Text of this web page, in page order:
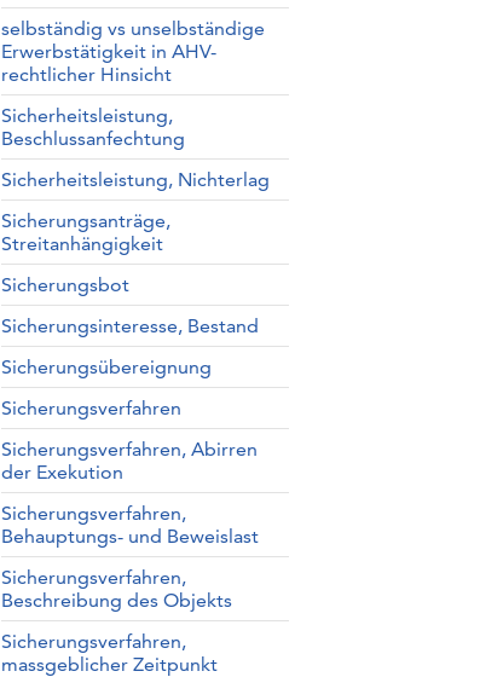
selbständig vs unselbständige
Erwerbstätigkeit in AHV-
rechtlicher Hinsicht
Sicherheitsleistung,
Beschlussanfechtung
Sicherheitsleistung, Nichterlag
Sicherungsanträge,
Streitanhängigkeit
Sicherungsbot
Sicherungsinteresse, Bestand
Sicherungsübereignung
Sicherungsverfahren
Sicherungsverfahren, Abirren
der Exekution
Sicherungsverfahren,
Behauptungs- und Beweislast
Sicherungsverfahren,
Beschreibung des Objekts
Sicherungsverfahren,
massgeblicher Zeitpunkt